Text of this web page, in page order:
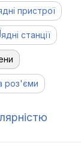
пристрої
станції
роз'єми